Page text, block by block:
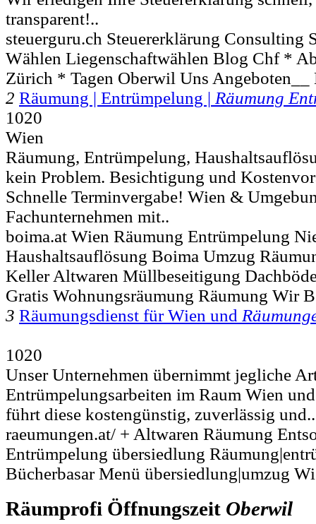
transparent!..
steuerguru.ch Steuererklärung Consulting
Wählen Liegenschaftwählen Blog Chf *
Zürich * Tagen Oberwil Uns Angeboten__
2 Räumung | Entrümpelung | Räumung
1020
Wien
Räumung, Entrümpelung,
kein Problem. Besichtigung und
Schnelle Terminvergabe! Wien &
Fachunternehmen mit..
boima.at Wien Räumung Entrümpelung
Haushaltsauflösung Boima Umzug
Keller Altwaren Müllbeseitigung
Gratis Wohnungsräumung Räumung Wir
3 Räumungsdienst für Wien und
1020
Unser Unternehmen übernimmt jegliche
Entrümpelungsarbeiten im Raum Wien
führt diese kostengünstig, zuverlässig und..
raeumungen.at/ + Altwaren Räumung
Entrümpelung übersiedlung
Bücherbasar Menü übersiedlung|umzug
Räumprofi Öffnungszeit Oberwil